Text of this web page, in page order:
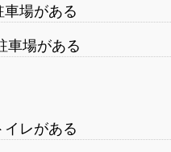
車場がある
車場がある
レがある